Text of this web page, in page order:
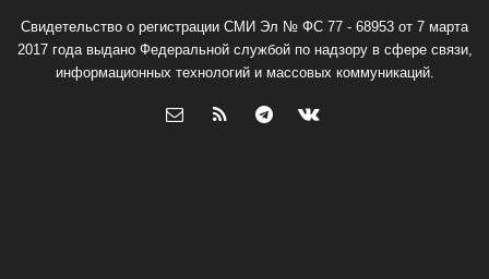
Свидетельство о регистрации СМИ Эл № ФС 77 - 68953 от 7 марта
2017 года выдано Федеральной службой по надзору в сфере связи,
информационных технологий и массовых коммуникаций.